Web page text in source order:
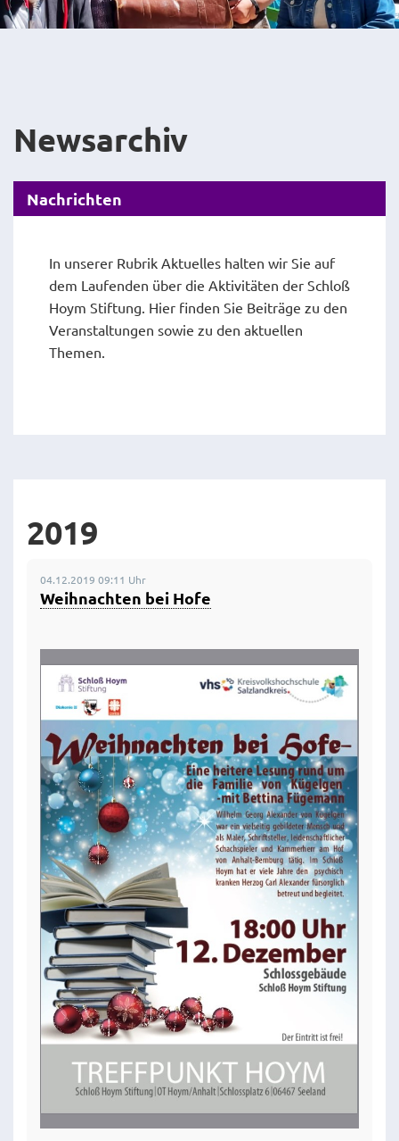
Newsarchiv
Nachrichten
In unserer Rubrik Aktuelles halten wir Sie auf
dem Laufenden über die Aktivitäten der Schloß
Hoym Stiftung. Hier finden Sie Beiträge zu den
Veranstaltungen sowie zu den aktuellen
Themen.
2019
04.12.2019 09:11 Uhr
Weihnachten bei Hofe